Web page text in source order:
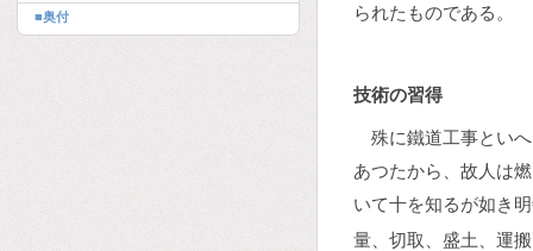
■奥付
られたものである。
技術の習得
殊に鐵道工事とい
あつたから、故人は
いて十を知るが如き
量、切取、盛土、運